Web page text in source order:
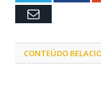
Email
CONTEÚDO